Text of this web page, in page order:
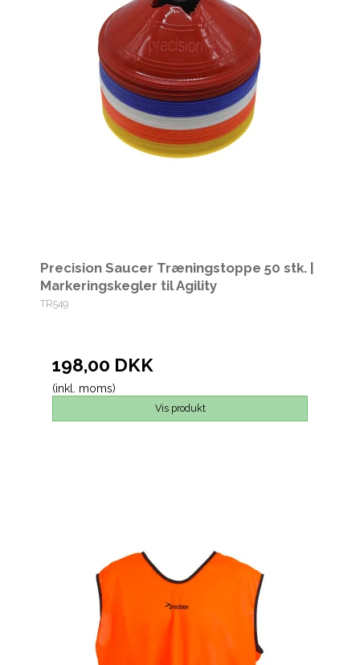
Precision Saucer Træningstoppe 50 stk. |
Markeringskegler til Agility
TR549
198,00 DKK
(inkl. moms)
Vis produkt